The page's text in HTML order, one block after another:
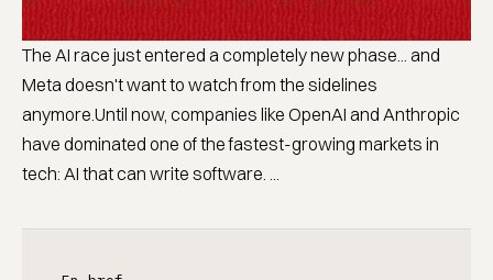
The AI race just entered a completely new phase... and
Meta doesn't want to watch from the sidelines
anymore.Until now, companies like OpenAI and Anthropic
have dominated one of the fastest-growing markets in
tech: AI that can write software. ...